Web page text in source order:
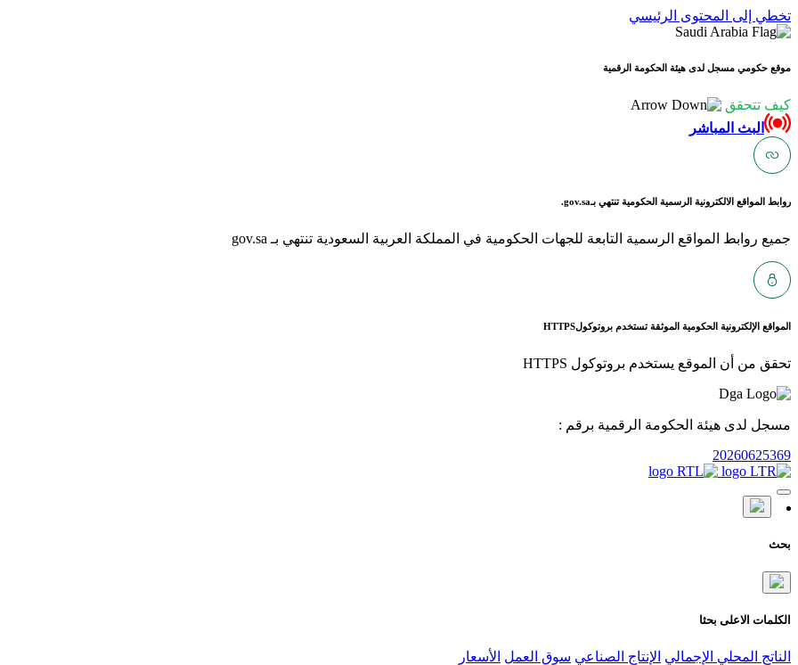
تخطي إلى المحتوى الرئيسي
موقع حكومي مسجل لدى هيئة الحكومة الرقمية
كيف تتحقق
البث المباشر
روابط المواقع الالكترونية الرسمية الحكومية تنتهي بـgov.sa.
جميع روابط المواقع الرسمية التابعة للجهات الحكومية في المملكة العربية السعودية تنتهي بـ gov.sa
المواقع الإلكترونية الحكومية الموثقة تستخدم بروتوكولHTTPS
تحقق من أن الموقع يستخدم بروتوكول HTTPS
مسجل لدى هيئة الحكومة الرقمية برقم :
20260625369
بحث
الكلمات الاعلى بحثا
الناتج المحلي الإجمالي الإنتاج الصناعي سوق العمل الأسعار